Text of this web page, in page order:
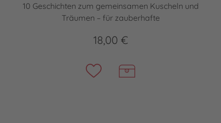
10 Geschichten zum gemeinsamen Kuscheln und
Träumen – für zauberhafte
18,00 €